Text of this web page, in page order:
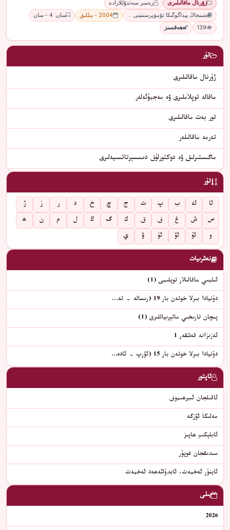
ژۇرنال ماقالىلىرى
زەمىر سەئدۇللازادە
شىنجاڭ پېداگوگىكا ئۇنىۋېرسىتېتى …
2004 - يىللىق
سان: 4 - سان
139
ھەقسىز
تۈر
ژۇرنال ماقالىلىرى
ماقالە توپلاملىرى ۋە مەجمۇئەلەر
تور بەت ماقالىلىرى
تەرمە ماقالىلەر
ماگىستىرلىق ۋە دوكتورلۇق دىسسېرتاتسىيەلىرى
تۈر
ئا ئە ب پ ت ج چ خ د ر ز
ژ
س
ش غ ف ق ك گ ڭ ل م ن
ھ
و
ئۇ ئۆ ئۈ ۋ ي
نەشرىيات
ئىلمىي ماقالىلار توپلىمى (1)
دۇنيادا بىرلا خوتەن بار 19 (رىسالە - تە…
پىچان تارىخىي ماتېرىياللىرى (1)
ئەزىزانە قەشقەر 1
دۇنيادا بىرلا خوتەن بار 15 (ئۆرپ - ئادە…
ئاپتور
ئاقىلجان ئىبرھىموف
مەلىكا ئۆزگە
ئابلېكىم ھاپىز
سىدىقجان غوپۇر
ئاينۇر ئەخمەت، ئابدۇلئەھەد ئەخمەت
يىلى
2026